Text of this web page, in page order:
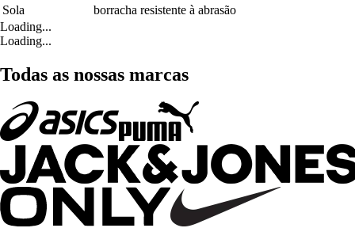
Sola
borracha resistente à abrasão
Loading...
Loading...
Todas as nossas marcas